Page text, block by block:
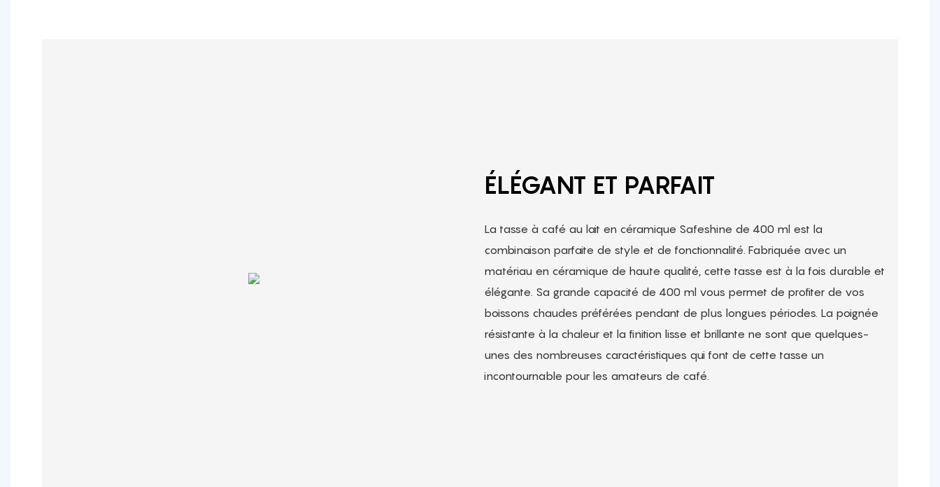
ÉLÉGANT ET PARFAIT
La tasse à café au lait en céramique Safeshine de 400 ml est la
combinaison parfaite de style et de fonctionnalité. Fabriquée avec un
matériau en céramique de haute qualité, cette tasse est à la fois durable et
élégante. Sa grande capacité de 400 ml vous permet de profiter de vos
boissons chaudes préférées pendant de plus longues périodes. La poignée
résistante à la chaleur et la finition lisse et brillante ne sont que quelques-
unes des nombreuses caractéristiques qui font de cette tasse un
incontournable pour les amateurs de café.